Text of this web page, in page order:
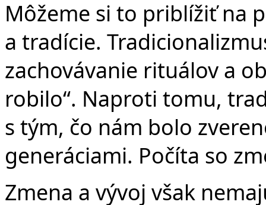
Môžeme si to priblížiť na
a tradície.
zachovávanie rituálov a
robilo“. Naproti tomu,
s tým, čo nám bolo
generáciami. Počíta so
Zmena a vývoj však